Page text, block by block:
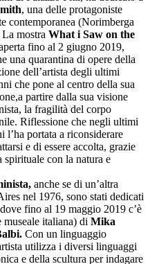
, una delle protagoniste
contemporanea (Norimberga
mostra What i Saw on the
fino al 2 giugno 2019,
una quarantina di opere della
dell’artista degli ultimi
che pone al centro della sua
partire dalla sua visione
la fragilità del corpo
Riflessione che negli ultimi
l’ha portata a riconsiderare
e di essere accolta, grazie
spirituale con la natura e
anche se di un’altra
nel 1976, sono stati dedicati
fino al 19 maggio 2019 c’è
museale italiana) di Mika
Con un linguaggio
utilizza i diversi linguaggi
e della scultura per indagare